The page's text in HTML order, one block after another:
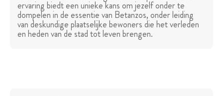
ervaring biedt een unieke kans om jezelf onder te
dompelen in de essentie van Betanzos, onder leiding
van deskundige plaatselijke bewoners die het verleden
en heden van de stad tot leven brengen.